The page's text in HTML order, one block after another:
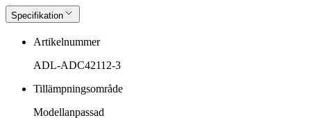
Specifikation
Artikelnummer
ADL-ADC42112-3
Tillämpningsområde
Modellanpassad